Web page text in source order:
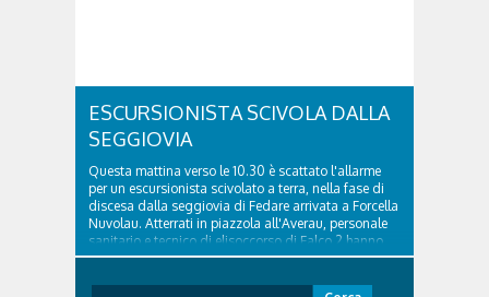
ESCURSIONISTA SCIVOLA DALLA
SEGGIOVIA
Questa mattina verso le 10.30 è scattato l'allarme
per un escursionista scivolato a terra, nella fase di
discesa dalla seggiovia di Fedare arrivata a Forcella
Nuvolau. Atterrati in piazzola all'Averau, personale
sanitario e tecnico di elisoccorso di Falco 2 hanno
raggiunto il 74enne di Teolo...